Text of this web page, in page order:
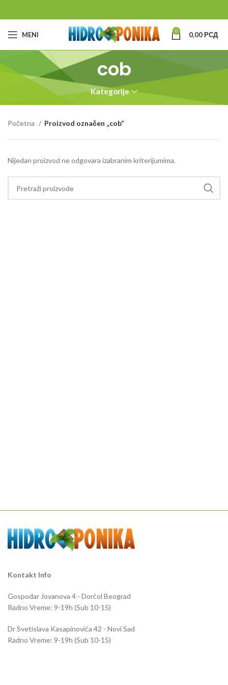
MENI 0 0,00РСД
cob
Kategorije
Početna Proizvod označen „cob“
Nijedan proizvod ne odgovara izabranim kriterijumima.
Kontakt Info
Gospodar Jovanova 4 - Dorćol Beograd
Radno Vreme: 9-19h (Sub 10-15)
Dr Svetislava Kasapinovića 42 - Novi Sad
Radno Vreme: 9-19h (Sub 10-15)